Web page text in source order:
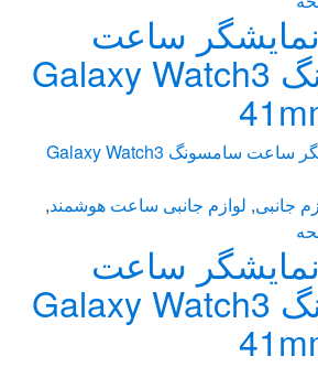
ساعت
سامسونگ Galaxy Watch3
جانبی, لوازم جانبی ساعت هوشمند,
ساعت
سامسونگ Galaxy Watch3